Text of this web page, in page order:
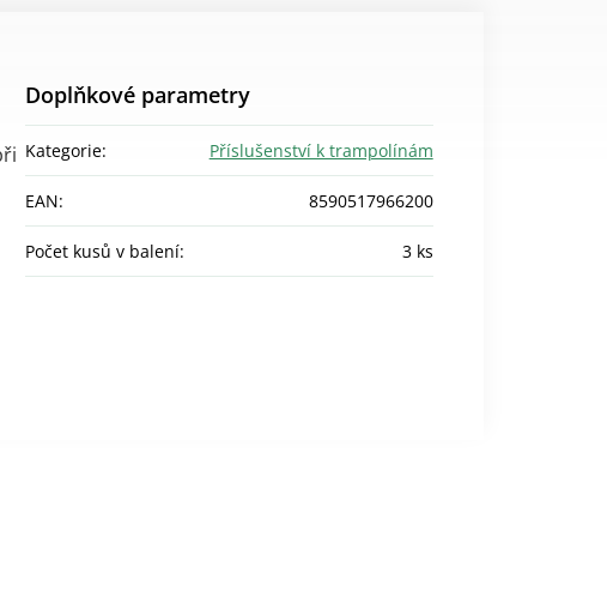
Doplňkové parametry
Kategorie: Příslušenství k trampolínám
EAN: 8590517966200
Počet kusů v balení: 3 ks